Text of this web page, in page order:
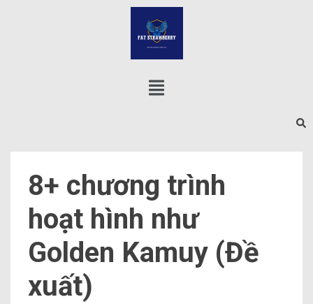
8+ chương trình
hoạt hình như
Golden Kamuy (Đề
xuất)